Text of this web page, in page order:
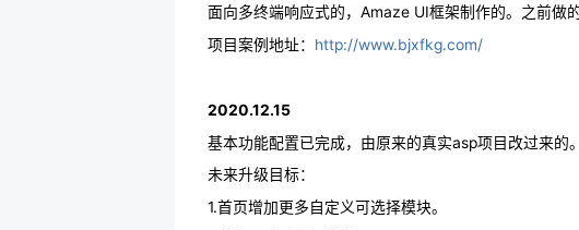
面向多终端响应式的，Amaze UI框架制作的。之前做
项目案例地址： http://www.bjxfkg.com/
2020.12.15
基本功能配置已完成，由原来的真实asp项目改过来的。
未来升级目标：
1.首页增加更多自定义可选择模块。